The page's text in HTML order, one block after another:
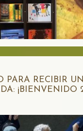
PARA RECIBIR
¡BIENVENIDO